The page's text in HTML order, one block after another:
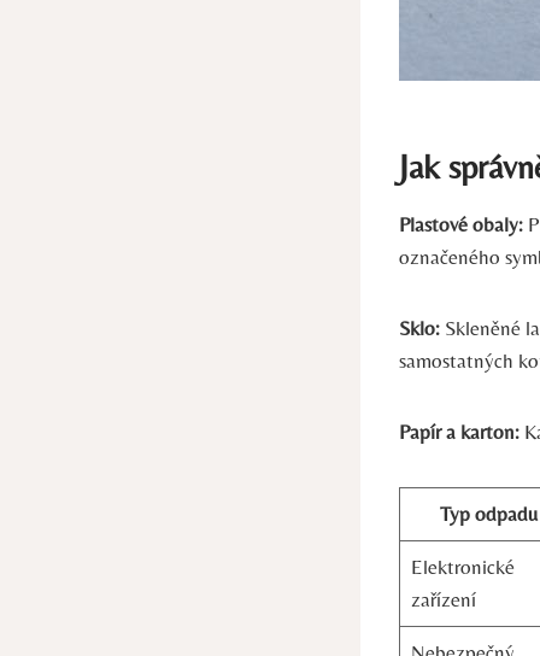
Jak
Plastové obaly:
označeného
Sklo: Skleněné
samostatných
Papír a karton:
Typ odpadu
Elektronické
zařízení